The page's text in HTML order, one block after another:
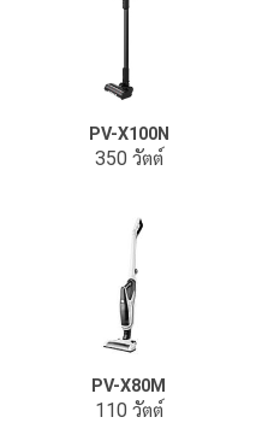
PV-X100N
350 วัตต์
PV-X80M
110 วัตต์